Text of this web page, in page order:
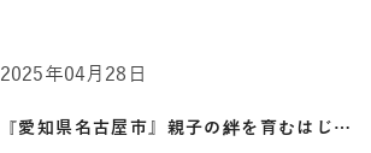
『愛知県名古屋市』親子の絆を育むはじめ…
2025年04月28日